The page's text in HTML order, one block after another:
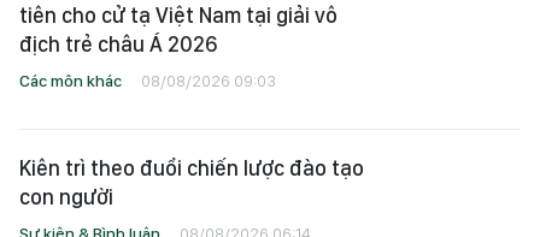
tiên cho cử tạ Việt Nam tại giải vô
địch trẻ châu Á 2026
Các môn khác 08/08/2026 09:03
Kiên trì theo đuổi chiến lược đào tạo
con người